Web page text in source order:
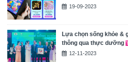
19-09-2023
Lựa chọn sống khỏe &
thông qua thực dưỡng
12-11-2023